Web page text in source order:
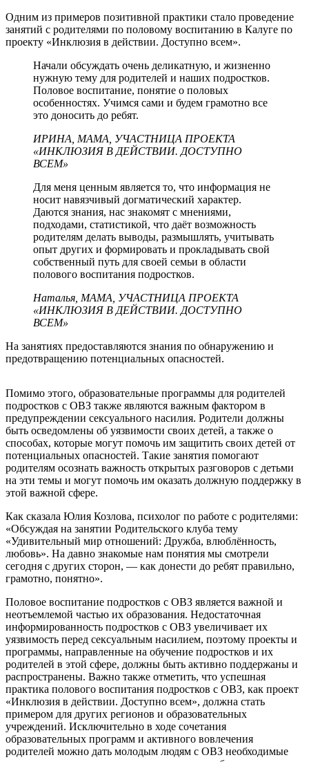
Одним из примеров позитивной практики стало проведение
занятий с родителями по половому воспитанию в Калуге по
проекту «Инклюзия в действии. Доступно всем».
Начали обсуждать очень деликатную, и жизненно
нужную тему для родителей и наших подростков.
Половое воспитание, понятие о половых
особенностях. Учимся сами и будем грамотно все
это доносить до ребят.
ИРИНА, МАМА, УЧАСТНИЦА ПРОЕКТА
«ИНКЛЮЗИЯ В ДЕЙСТВИИ. ДОСТУПНО
ВСЕМ»
Для меня ценным является то, что информация не
носит навязчивый догматический характер.
Даются знания, нас знакомят с мнениями,
подходами, статистикой, что даёт возможность
родителям делать выводы, размышлять, учитывать
опыт других и формировать и прокладывать свой
собственный путь для своей семьи в области
полового воспитания подростков.
Наталья, МАМА, УЧАСТНИЦА ПРОЕКТА
«ИНКЛЮЗИЯ В ДЕЙСТВИИ. ДОСТУПНО
ВСЕМ»
На занятиях предоставляются знания по обнаружению и
предотвращению потенциальных опасностей.
Помимо этого, образовательные программы для родителей
подростков с ОВЗ также являются важным фактором в
предупреждении сексуального насилия. Родители должны
быть осведомлены об уязвимости своих детей, а также о
способах, которые могут помочь им защитить своих детей от
потенциальных опасностей. Такие занятия помогают
родителям осознать важность открытых разговоров с детьми
на эти темы и могут помочь им оказать должную поддержку в
этой важной сфере.
Как сказала Юлия Козлова, психолог по работе с родителями:
«Обсуждая на занятии Родительского клуба тему
«Удивительный мир отношений: Дружба, влюблённость,
любовь». На давно знакомые нам понятия мы смотрели
сегодня с других сторон, — как донести до ребят правильно,
грамотно, понятно».
Половое воспитание подростков с ОВЗ является важной и
неотъемлемой частью их образования. Недостаточная
информированность подростков с ОВЗ увеличивает их
уязвимость перед сексуальным насилием, поэтому проекты и
программы, направленные на обучение подростков и их
родителей в этой сфере, должны быть активно поддержаны и
распространены. Важно также отметить, что успешная
практика полового воспитания подростков с ОВЗ, как проект
«Инклюзия в действии. Доступно всем», должна стать
примером для других регионов и образовательных
учреждений. Исключительно в ходе сочетания
образовательных программ и активного вовлечения
родителей можно дать молодым людям с ОВЗ необходимые